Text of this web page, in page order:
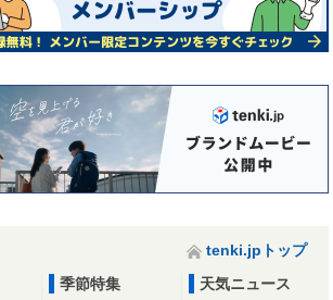
tenki.jpトップ
季節特集
天気ニュース